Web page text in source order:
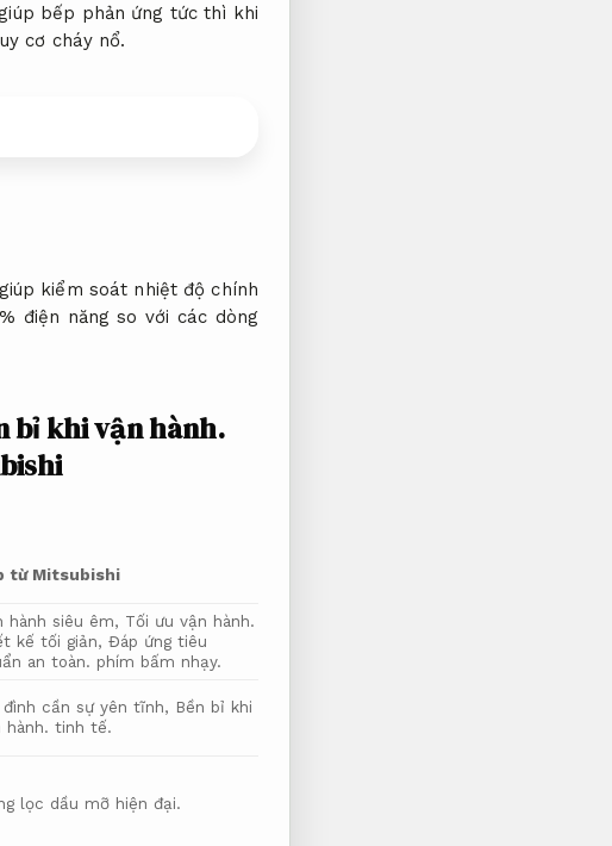
bếp phản ứng tức thì khi
cơ cháy nổ.
giúp kiểm soát nhiệt độ chính
điện năng so với các dòng
bỉ khi vận hành.
từ Mitsubishi
hành siêu êm, Tối ưu vận hành.
kế tối giản, Đáp ứng tiêu
an toàn. phím bấm nhạy.
đình cần sự yên tĩnh, Bền bỉ khi
hành. tinh tế.
lọc dầu mỡ hiện đại.